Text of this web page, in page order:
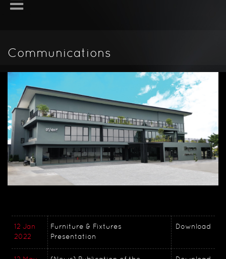
Communications
12 Jan
2022
Furniture & Fixtures
Presentation
Download